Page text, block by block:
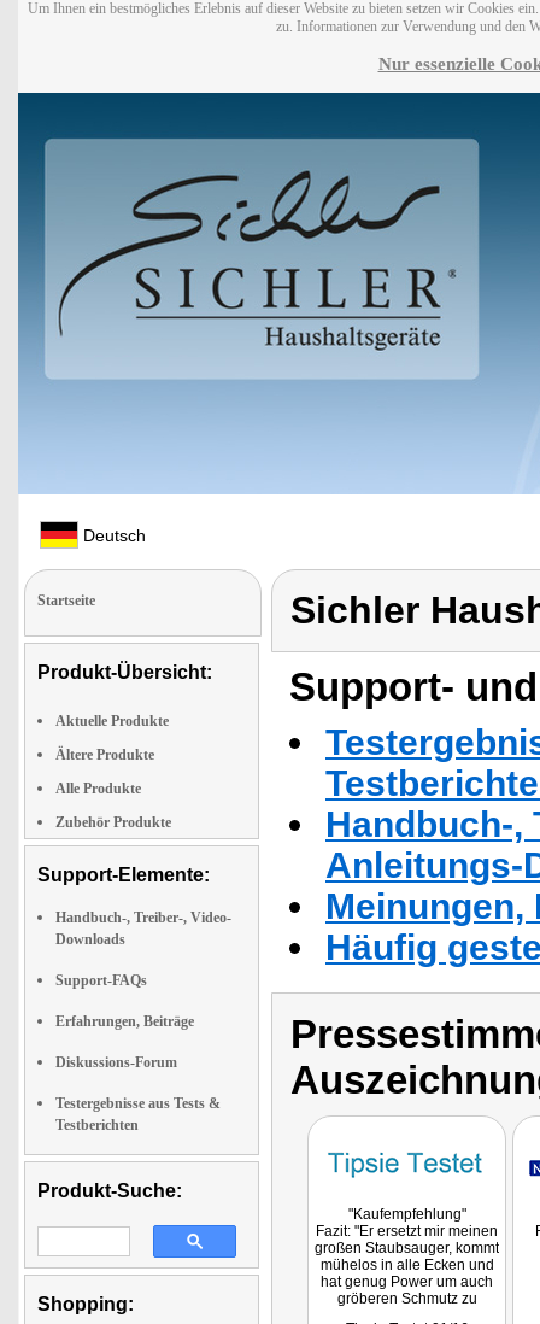
Um Ihnen ein bestmögliches Erlebnis auf dieser Website zu bieten setzen wir Cookies
zu. Informationen zur Verwendung und den
Nur essenzielle
Deutsch
Startseite
Produkt-Übersicht:
Aktuelle Produkte
Ältere Produkte
Alle Produkte
Zubehör Produkte
Support-Elemente:
Handbuch-, Treiber-, Video-
Downloads
Support-FAQs
Erfahrungen, Beiträge
Diskussions-Forum
Testergebnisse aus Tests &
Testberichten
Produkt-Suche:
Shopping:
Sichler
Support-
Handbuch-,
Anleitungs-
Häufig
"Kaufempfehlung"
Fazit: "Er ersetzt mir meinen
großen Staubsauger, kommt
mühelos in alle Ecken und
hat genug Power um auch
gröberen Schmutz zu